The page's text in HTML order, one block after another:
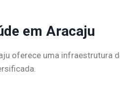
em Aracaju
oferece uma infraestrutura